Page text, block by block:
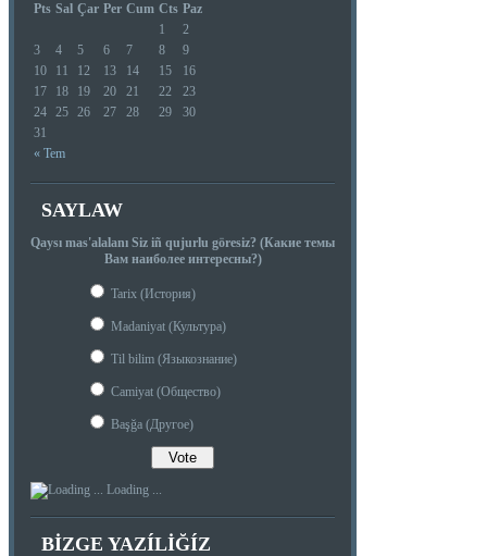
Pts Sal Çar Per Cum Cts Paz
« Tem
1
2
3
4 5 6 7 8
9
10
11 12 13 14 15
16
17
18 19 20 21 22
23
24 25 26 27 28 29
30
31
SAYLAW
Qaysı mas'alalanı Siz iñ qujurlu göresiz? (Какие темы
Вам наиболее интересны?)
Tarix (История)
Madaniyat (Культура)
Til bilim (Языкознание)
Camiyat (Общество)
Başğa (Другое)
Loading ...
BIZGE YAZÍLIĞÍZ